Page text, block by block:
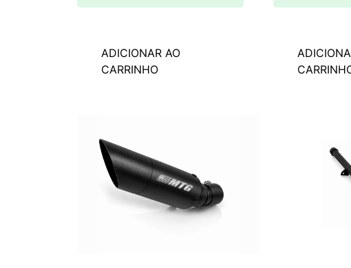
ADICIONAR AO
CARRINHO